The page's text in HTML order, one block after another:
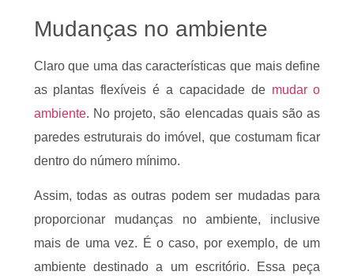
Mudanças no ambiente
Claro que uma das características que mais define
as plantas flexíveis é a capacidade de mudar o
ambiente. No projeto, são elencadas quais são as
paredes estruturais do imóvel, que costumam ficar
dentro do número mínimo.
Assim, todas as outras podem ser mudadas para
proporcionar mudanças no ambiente, inclusive
mais de uma vez. É o caso, por exemplo, de um
ambiente destinado a um escritório. Essa peça